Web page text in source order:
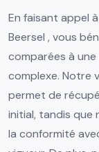
En faisant appel
Beersel , vous
comparées à
complexe. Notre
permet de
initial, tandis que
la conformité